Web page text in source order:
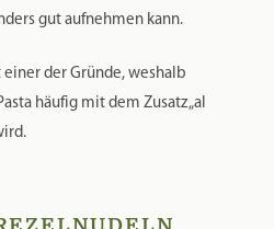
gut aufnehmen kann.
der Gründe, weshalb
häufig mit dem Zusatz „al